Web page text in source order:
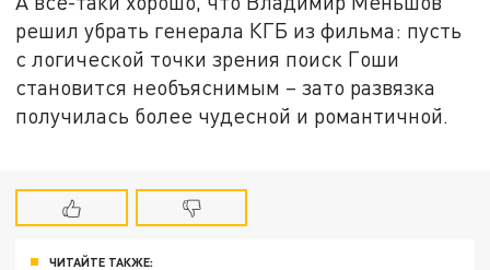
решил убрать генерала КГБ из фильма: пусть
с логической точки зрения поиск Гоши
становится необъяснимым – зато развязка
получилась более чудесной и романтичной.
ЧИТАЙТЕ ТАКЖЕ: